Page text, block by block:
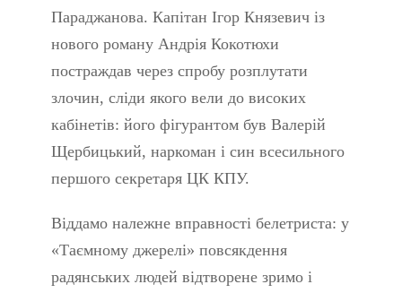
Параджанова. Капітан Ігор Князевич із
нового роману Андрія Кокотюхи
постраждав через спробу розплутати
злочин, сліди якого вели до високих
кабінетів: його фігурантом був Валерій
Щербицький, наркоман і син всесильного
першого секретаря ЦК КПУ.
Віддамо належне вправності белетриста: у
«Таємному джерелі» повсякдення
радянських людей відтворене зримо і